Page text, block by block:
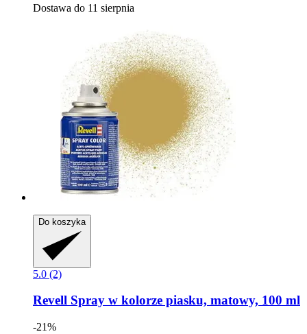
Dostawa do 11 sierpnia
Do koszyka
5.0 (2)
Revell Spray w kolorze piasku, matowy, 100 ml
-21%